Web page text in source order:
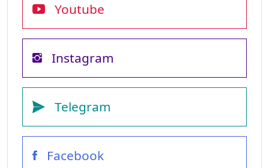
Youtube
Instagram
Telegram
Facebook